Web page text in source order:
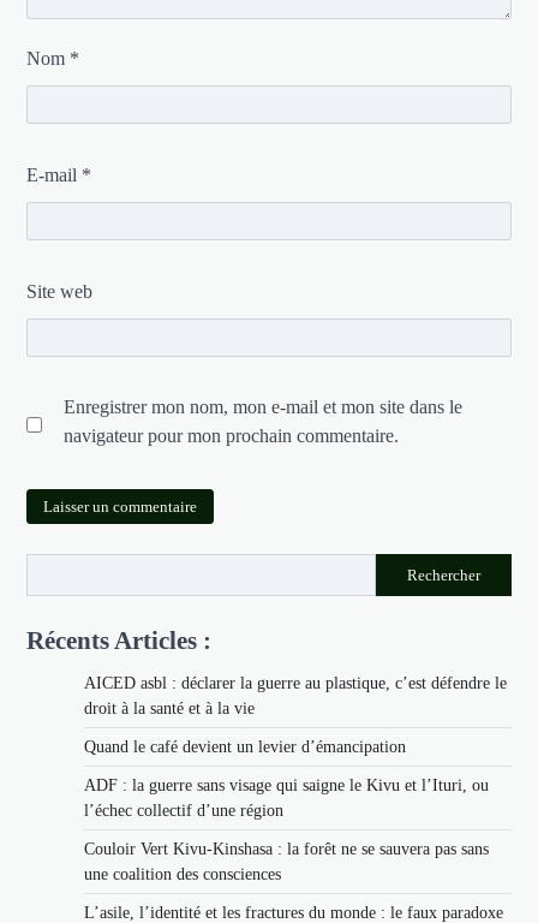
Nom *
E-mail *
Site web
Enregistrer mon nom, mon e-mail et mon site dans le
navigateur pour mon prochain commentaire.
Rechercher
Récents Articles :
AICED asbl : déclarer la guerre au plastique, c’est défendre le
droit à la santé et à la vie
Quand le café devient un levier d’émancipation
ADF : la guerre sans visage qui saigne le Kivu et l’Ituri, ou
l’échec collectif d’une région
Couloir Vert Kivu-Kinshasa : la forêt ne se sauvera pas sans
une coalition des consciences
L’asile, l’identité et les fractures du monde : le faux paradoxe